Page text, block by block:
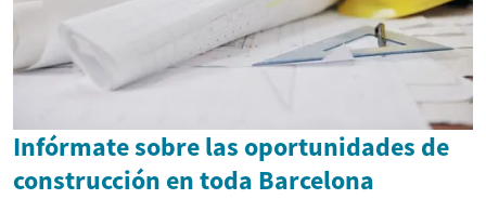
Infórmate sobre las oportunidades de
construcción en toda Barcelona